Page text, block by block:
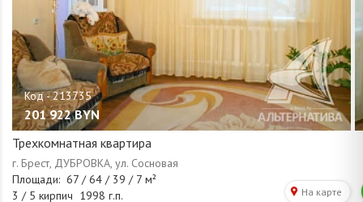
201 922 BYN
Трехкомнатная квартира